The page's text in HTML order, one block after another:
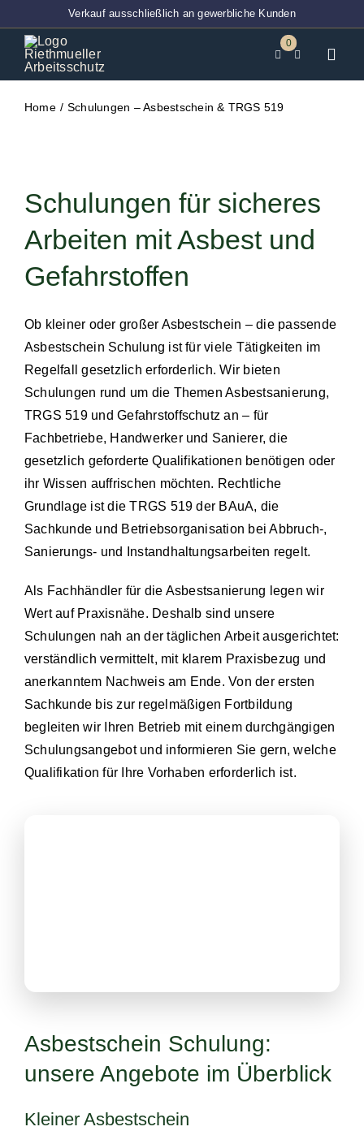
Inhalt
springen
Verkauf ausschließlich an gewerbliche Kunden
0
Home Schulungen – Asbestschein & TRGS 519
Schulungen für sicheres
Arbeiten mit Asbest und
Gefahrstoffen
Ob kleiner oder großer Asbestschein – die passende
Asbestschein Schulung ist für viele Tätigkeiten im
Regelfall gesetzlich erforderlich. Wir bieten
Schulungen rund um die Themen Asbestsanierung,
TRGS 519 und Gefahrstoffschutz an – für
Fachbetriebe, Handwerker und Sanierer, die
gesetzlich geforderte Qualifikationen benötigen oder
ihr Wissen auffrischen möchten. Rechtliche
Grundlage ist dieTRGS 519 der BAuA, die
Sachkunde und Betriebsorganisation bei Abbruch-,
Sanierungs- und Instandhaltungsarbeiten regelt.
Als Fachhändler für die Asbestsanierung legen wir
Wert auf Praxisnähe. Deshalb sind unsere
Schulungen nah an der täglichen Arbeit ausgerichtet:
verständlich vermittelt, mit klarem Praxisbezug und
anerkanntem Nachweis am Ende. Von der ersten
Sachkunde bis zur regelmäßigen Fortbildung
begleiten wir Ihren Betrieb mit einem durchgängigen
Schulungsangebot und informieren Sie gern, welche
Qualifikation für Ihre Vorhaben erforderlich ist.
Asbestschein Schulung:
unsere Angebote im Überblick
Kleiner Asbestschein